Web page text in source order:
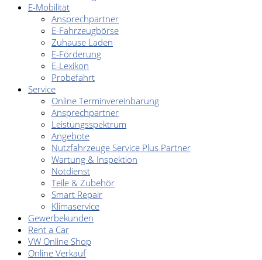
E-Mobilität
Ansprechpartner
E-Fahrzeugbörse
Zuhause Laden
E-Förderung
E-Lexikon
Probefahrt
Service
Online Terminvereinbarung
Ansprechpartner
Leistungsspektrum
Angebote
Nutzfahrzeuge Service Plus Partner
Wartung & Inspektion
Notdienst
Teile & Zubehör
Smart Repair
Klimaservice
Gewerbekunden
Rent a Car
VW Online Shop
Online Verkauf